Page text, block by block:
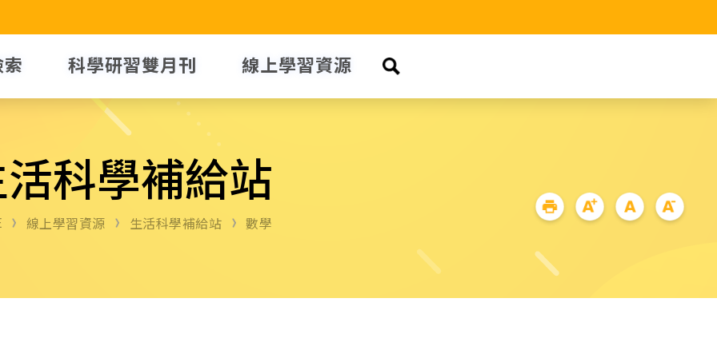
科學研習雙月刊 線上學習資源
科學補給站
線上學習資源 生活科學補給站 數學